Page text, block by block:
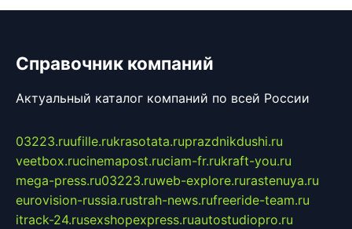
Справочник компаний
Актуальный каталог компаний по всей России
03223.ruufille.rukrasotata.ruprazdnikdushi.ru
veetbox.rucinemapost.ruciam-fr.rukraft-you.ru
mega-press.ru03223.ruweb-explore.rurastenuya.ru
eurovision-russia.rustrah-news.rufreeride-team.ru
itrack-24.rusexshopexpress.ruautostudiopro.ru